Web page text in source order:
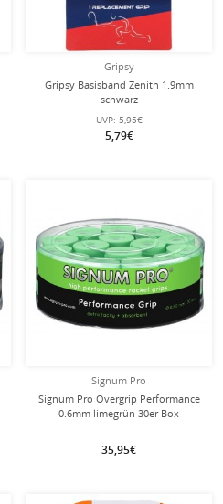
Gripsy
Gripsy Basisband Zenith 1.9mm
schwarz
UVP: 5,95€
5,79€
Signum Pro
Signum Pro Overgrip Performance
0.6mm limegrün 30er Box
35,95€